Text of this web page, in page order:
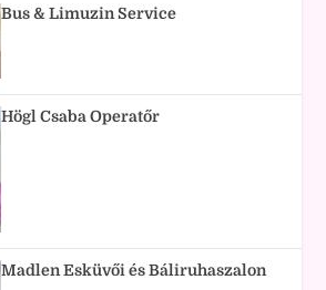
Bus & Limuzin Service
Högl Csaba Operatőr
Madlen Esküvői és Báliruhaszalon